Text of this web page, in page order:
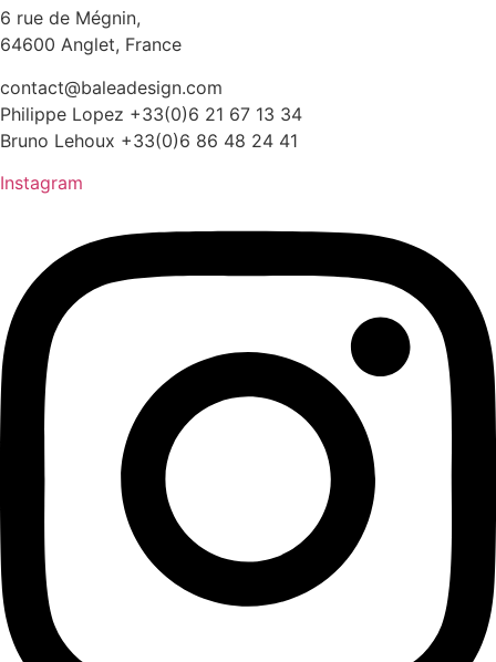
6 rue de Mégnin,
64600 Anglet, France
contact@baleadesign.com
Philippe Lopez +33(0)6 21 67 13 34
Bruno Lehoux +33(0)6 86 48 24 41
Instagram